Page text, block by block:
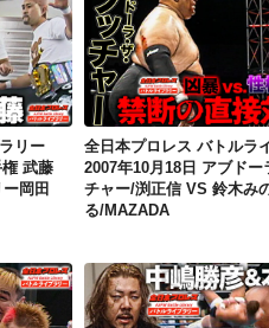
全日本プロレス バトルライブラリー 2009年1月25日 F-1タッグ選手権 武藤敬司/神奈月 VS 渕正信/イジリー岡田
リー
武藤
岡田
全日本プロレス バトルラ
2007年10月18日 アブドー
チャー/渕正信 VS 鈴木み
る/MAZADA